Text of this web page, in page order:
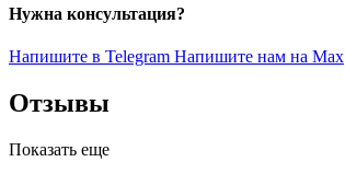
Нужна консультация?
Напишите в Telegram Напишите нам на Max
Отзывы
Показать еще